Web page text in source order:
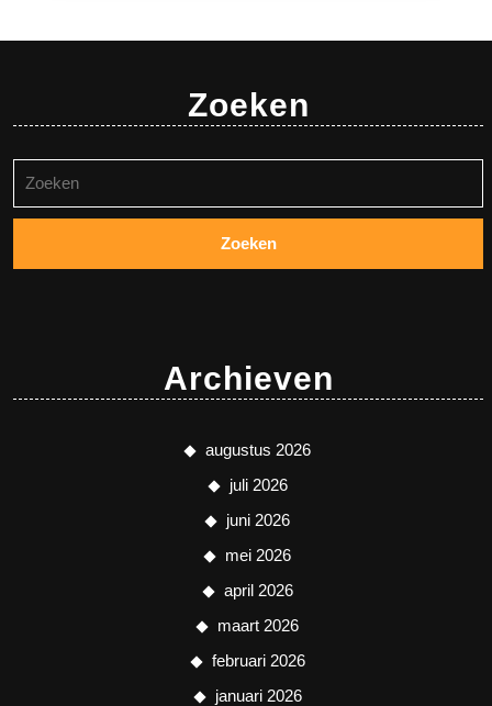
Zoeken
naar:
Archieven
augustus 2026
juli 2026
juni 2026
mei 2026
april 2026
maart 2026
februari 2026
januari 2026